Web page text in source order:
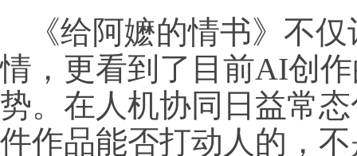
《给阿嬷的情书》不
情，更看到了目前AI创
势。在人机协同日益常
件作品能否打动人的，